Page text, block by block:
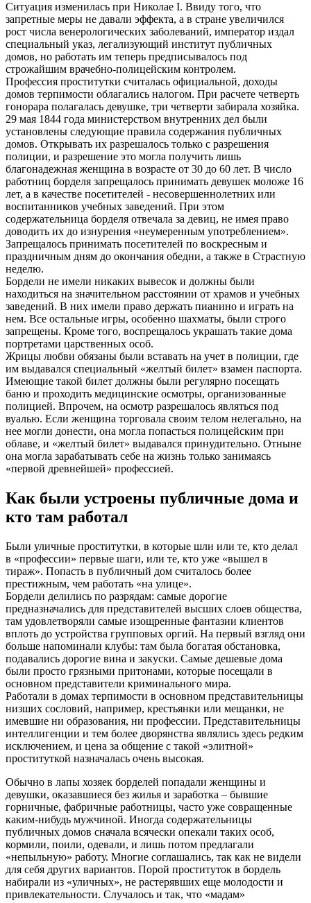
Ситуация изменилась при Николае I. Ввиду того, что
запретные меры не давали эффекта, а в стране увеличился
рост числа венерологических заболеваний, император издал
специальный указ, легализующий институт публичных
домов, но работать им теперь предписывалось под
строжайшим врачебно-полицейским контролем.
Профессия проститутки считалась официальной, доходы
домов терпимости облагались налогом. При расчете четверть
гонорара полагалась девушке, три четверти забирала хозяйка.
29 мая 1844 года министерством внутренних дел были
установлены следующие правила содержания публичных
домов. Открывать их разрешалось только с разрешения
полиции, и разрешение это могла получить лишь
благонадежная женщина в возрасте от 30 до 60 лет. В число
работниц борделя запрещалось принимать девушек моложе 16
лет, а в качестве посетителей - несовершеннолетних или
воспитанников учебных заведений. При этом
содержательница борделя отвечала за девиц, не имея право
доводить их до изнурения «неумеренным употреблением».
Запрещалось принимать посетителей по воскресным и
праздничным дням до окончания обедни, а также в Страстную
неделю.
Бордели не имели никаких вывесок и должны были
находиться на значительном расстоянии от храмов и учебных
заведений. В них имели право держать пианино и играть на
нем. Все остальные игры, особенно шахматы, были строго
запрещены. Кроме того, воспрещалось украшать такие дома
портретами царственных особ.
Жрицы любви обязаны были вставать на учет в полиции, где
им выдавался специальный «желтый билет» взамен паспорта.
Имеющие такой билет должны были регулярно посещать
баню и проходить медицинские осмотры, организованные
полицией. Впрочем, на осмотр разрешалось являться под
вуалью. Если женщина торговала своим телом нелегально, на
нее могли донести, она могла попасться полицейским при
облаве, и «желтый билет» выдавался принудительно. Отныне
она могла зарабатывать себе на жизнь только занимаясь
«первой древнейшей» профессией.
Как были устроены публичные дома и
кто там работал
Были уличные проститутки, в которые шли или те, кто делал
в «профессии» первые шаги, или те, кто уже «вышел в
тираж». Попасть в публичный дом считалось более
престижным, чем работать «на улице».
Бордели делились по разрядам: самые дорогие
предназначались для представителей высших слоев общества,
там удовлетворяли самые изощренные фантазии клиентов
вплоть до устройства групповых оргий. На первый взгляд они
больше напоминали клубы: там была богатая обстановка,
подавались дорогие вина и закуски. Самые дешевые дома
были просто грязными притонами, которые посещали в
основном представители криминального мира.
Работали в домах терпимости в основном представительницы
низших сословий, например, крестьянки или мещанки, не
имевшие ни образования, ни профессии. Представительницы
интеллигенции и тем более дворянства являлись здесь редким
исключением, и цена за общение с такой «элитной»
проституткой назначалась очень высокая.
Обычно в лапы хозяек борделей попадали женщины и
девушки, оказавшиеся без жилья и заработка – бывшие
горничные, фабричные работницы, часто уже совращенные
каким-нибудь мужчиной. Иногда содержательницы
публичных домов сначала всячески опекали таких особ,
кормили, поили, одевали, и лишь потом предлагали
«непыльную» работу. Многие соглашались, так как не видели
для себя других вариантов. Порой проституток в бордель
набирали из «уличных», не растерявших еще молодости и
привлекательности. Случалось и так, что «мадам»